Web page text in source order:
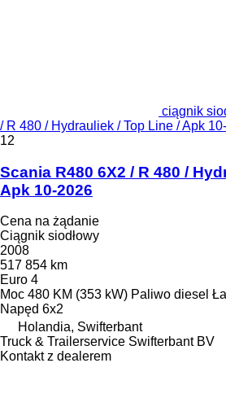
ciągnik
/ R 480 / Hydrauliek / Top Line / Apk
12
Scania R480 6X2 / R 480 /
Apk 10-2026
Cena na żądanie
Ciągnik siodłowy
2008
517 854 km
Euro 4
Moc 480 KM (353 kW) Paliwo diesel
Napęd 6x2
Holandia, Swifterbant
Truck & Trailerservice Swifterbant BV
Kontakt z dealerem